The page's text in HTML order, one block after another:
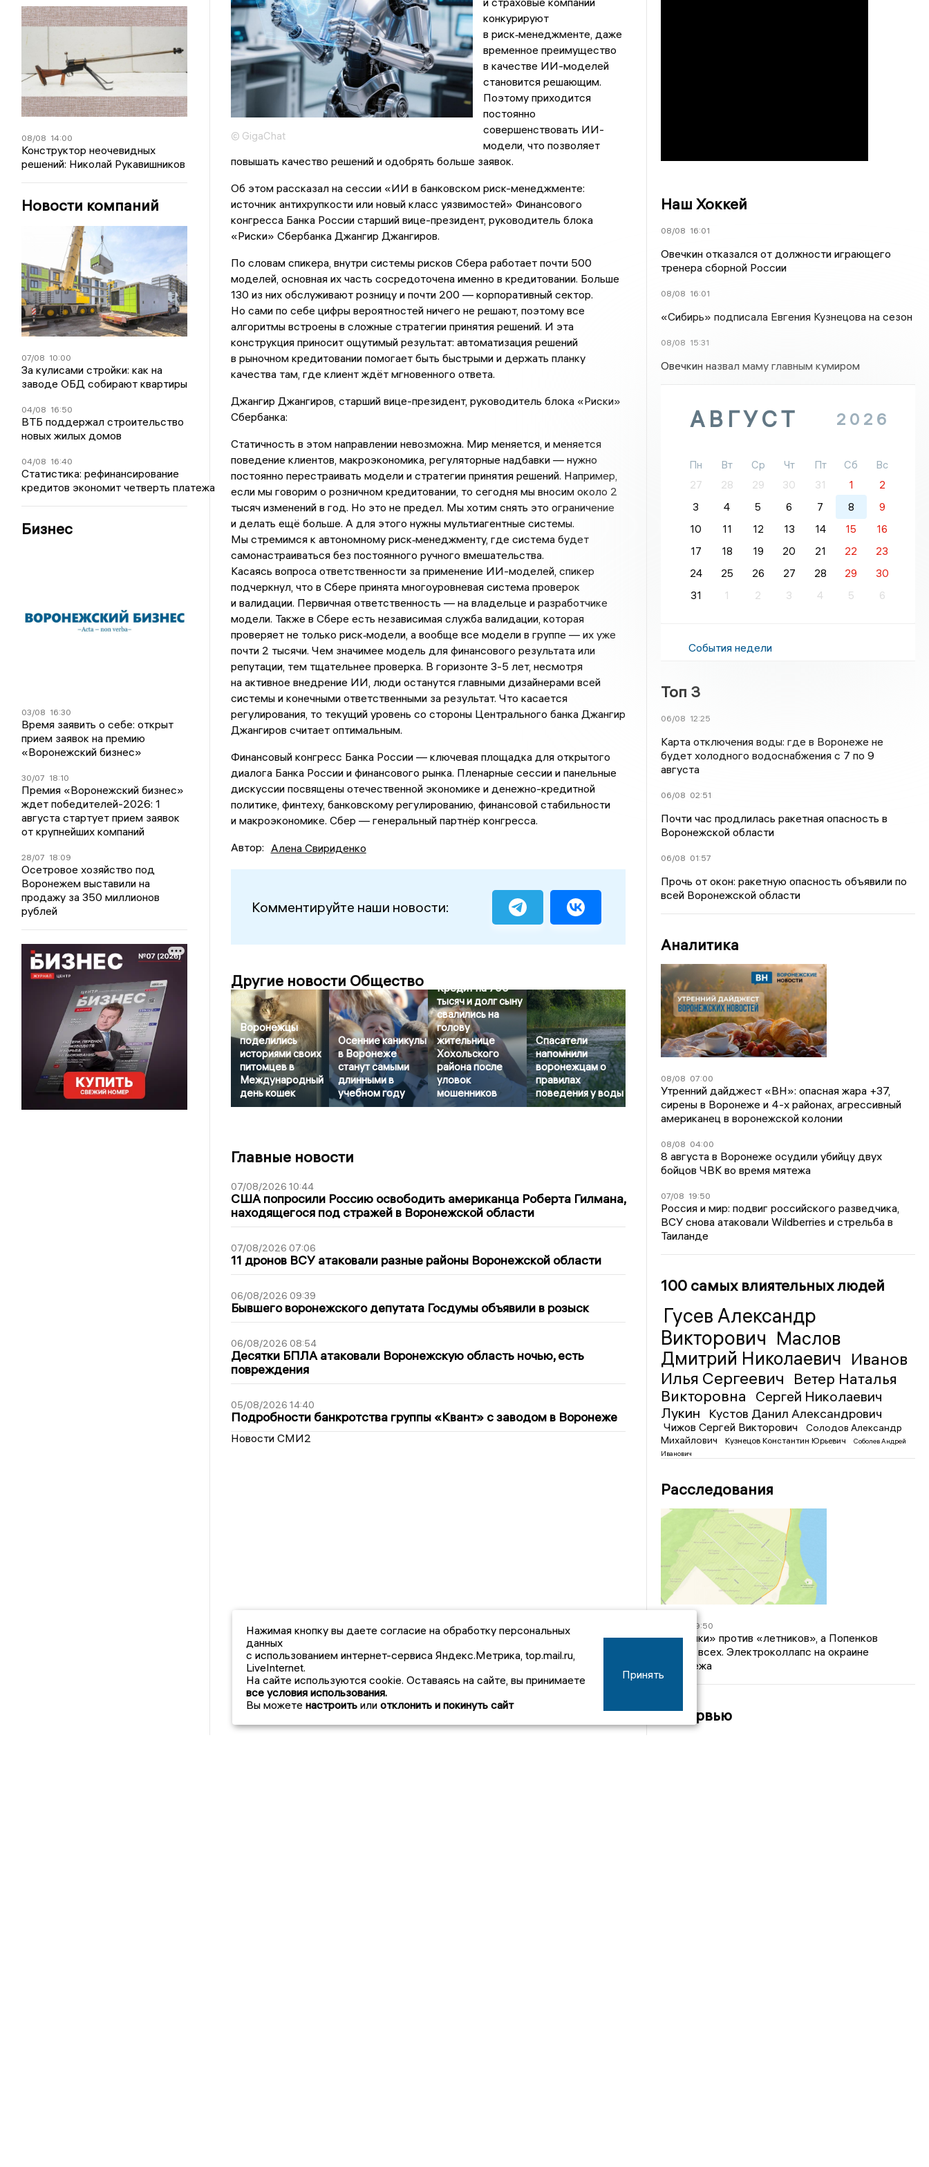
08/08 14:00
Конструктор неочевидных
решений: Николай Рукавишников
Новости компаний
07/08 10:00
За кулисами стройки: как на
заводе ОБД собирают квартиры
04/08 16:50
ВТБ поддержал строительство
новых жилых домов
04/08 16:40
Статистика: рефинансирование
кредитов экономит четверть платежа
Бизнес
03/08 16:30
Время заявить о себе: открыт
прием заявок на премию
«Воронежский бизнес»
30/07 18:10
Премия «Воронежский бизнес»
ждет победителей-2026: 1
августа стартует прием заявок
от крупнейших компаний
28/07 18:09
Осетровое хозяйство под
Воронежем выставили на
продажу за 350 миллионов
рублей
© GigaChat
конкурируют
в риск‑менеджменте, даже
временное преимущество
в качестве ИИ-моделей
становится решающим.
Поэтому приходится
постоянно
совершенствовать ИИ-
модели, что позволяет
повышать качество решений и одобрять больше заявок.
Об этом рассказал на сессии «ИИ в банковском риск-менеджменте:
источник антихрупкости или новый класс уязвимостей» Финансового
конгресса Банка России старший вице-президент, руководитель блока
«Риски» Сбербанка Джангир Джангиров.
По словам спикера, внутри системы рисков Сбера работает почти 500
моделей, основная их часть сосредоточена именно в кредитовании. Больше
130 из них обслуживают розницу и почти 200 — корпоративный сектор.
Но сами по себе цифры вероятностей ничего не решают, поэтому все
алгоритмы встроены в сложные стратегии принятия решений. И эта
конструкция приносит ощутимый результат: автоматизация решений
в рыночном кредитовании помогает быть быстрыми и держать планку
качества там, где клиент ждёт мгновенного ответа.
Джангир Джангиров, старший вице-президент, руководитель блока «Риски»
Сбербанка:
Статичность в этом направлении невозможна. Мир меняется, и меняется
поведение клиентов, макроэкономика, регуляторные надбавки — нужно
постоянно перестраивать модели и стратегии принятия решений. Например,
если мы говорим о розничном кредитовании, то сегодня мы вносим около 2
тысяч изменений в год. Но это не предел. Мы хотим снять это ограничение
и делать ещё больше. А для этого нужны мультиагентные системы.
Мы стремимся к автономному риск‑менеджменту, где система будет
самонастраиваться без постоянного ручного вмешательства.
Касаясь вопроса ответственности за применение ИИ-моделей, спикер
подчеркнул, что в Сбере принята многоуровневая система проверок
и валидации. Первичная ответственность — на владельце и разработчике
модели. Также в Сбере есть независимая служба валидации, которая
проверяет не только риск‑модели, а вообще все модели в группе — их уже
почти 2 тысячи. Чем значимее модель для финансового результата или
репутации, тем тщательнее проверка. В горизонте 3-5 лет, несмотря
на активное внедрение ИИ, люди останутся главными дизайнерами всей
системы и конечными ответственными за результат. Что касается
регулирования, то текущий уровень со стороны Центрального банка Джангир
Джангиров считает оптимальным.
Финансовый конгресс Банка России — ключевая площадка для открытого
диалога Банка России и финансового рынка. Пленарные сессии и панельные
дискуссии посвящены отечественной экономике и денежно-кредитной
политике, финтеху, банковскому регулированию, финансовой стабильности
и макроэкономике. Сбер — генеральный партнёр конгресса.
Автор: Алена Свириденко
Комментируйте наши новости:
Другие новости Общество
Воронежцы
поделились
историями своих
питомцев в
Международный
день кошек
Осенние каникулы
в Воронеже
станут самыми
длинными в
учебном году
Кредит на 700
тысяч и долг сыну
свалились на
голову
жительнице
Хохольского
района после
уловок
мошенников
Спасатели
напомнили
воронежцам о
правилах
поведения у воды
Главные новости
07/08/2026 10:44
США попросили Россию освободить американца Роберта Гилмана,
находящегося под стражей в Воронежской области
07/08/2026 07:06
11 дронов ВСУ атаковали разные районы Воронежской области
06/08/2026 09:39
Бывшего воронежского депутата Госдумы объявили в розыск
06/08/2026 08:54
Десятки БПЛА атаковали Воронежскую область ночью, есть
повреждения
05/08/2026 14:40
Подробности банкротства группы «Квант» с заводом в Воронеже
Новости СМИ2
Наш Хоккей
08/08 16:01
Овечкин отказался от должности играющего
тренера сборной России
08/08 16:01
«Сибирь» подписала Евгения Кузнецова на сезон
08/08 15:31
Овечкин назвал маму главным кумиром
АВГУСТ 2026
Пн Вт Ср Чт Пт Сб
Вс
27
28 29 30 31 1
2
3
4 5 6 7 8
9
10
11 12 13 14 15
16
17
18 19 20 21 22
23
24
25 26 27 28 29
30
31
1 2 3 4 5 6
События недели
Топ 3
06/08 12:25
Карта отключения воды: где в Воронеже не
будет холодного водоснабжения с 7 по 9
августа
06/08 02:51
Почти час продлилась ракетная опасность в
Воронежской области
06/08 01:57
Прочь от окон: ракетную опасность объявили по
всей Воронежской области
Аналитика
08/08 07:00
Утренний дайджест «ВН»: опасная жара +37,
сирены в Воронеже и 4-х районах, агрессивный
американец в воронежской колонии
08/08 04:00
8 августа в Воронеже осудили убийцу двух
бойцов ЧВК во время мятежа
07/08 19:50
Россия и мир: подвиг российского разведчика,
ВСУ снова атаковали Wildberries и стрельба в
Таиланде
100 самых влиятельных людей
Гусев Александр
Викторович Маслов
Дмитрий Николаевич Иванов
Илья Сергеевич
Ветер Наталья
Викторовна
Сергей Николаевич
Лукин
Кустов Данил Александрович
Чижов Сергей Викторович
Солодов Александр
Михайлович
Кузнецов Константин Юрьевич
Соболев Андрей
Иванович
Расследования
09:50
«Зимники» против «летников», а Попенков
против всех. Электроколлапс на окраине
Воронежа
Интервью
Нажимая кнопку вы даете согласие на обработку персональных
данных
с использованием интернет-сервиса Яндекс.Метрика, top.mail.ru,
LiveInternet.
На сайте используются cookie. Оставаясь на сайте, вы принимаете
все условия использования.
Вы можете настроить или отклонить и покинуть сайт
Принять